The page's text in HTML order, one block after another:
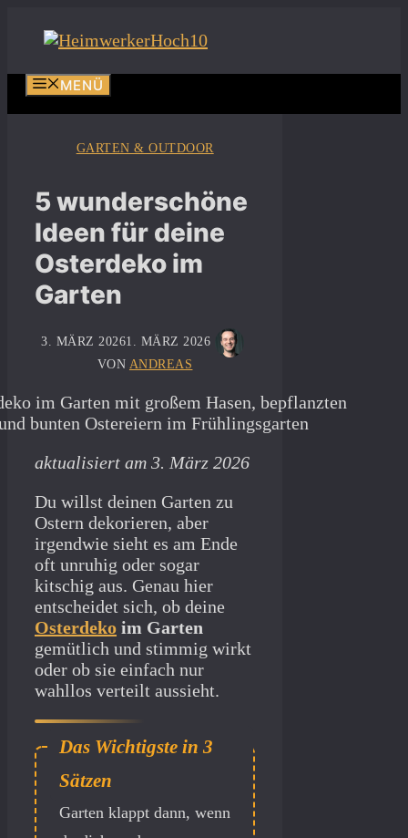
Inhalt
MENÜ
GARTEN & OUTDOOR
5 wunderschöne
Ideen für deine
Osterdeko im
Garten
3. MÄRZ 20261. MÄRZ 2026
VON ANDREAS
aktualisiert am 3. März 2026
Du willst deinen Garten zu
Ostern dekorieren, aber
irgendwie sieht es am Ende
oft unruhig oder sogar
kitschig aus. Genau hier
entscheidet sich, ob deine
Osterdeko im Garten
gemütlich und stimmig wirkt
oder ob sie einfach nur
wahllos verteilt aussieht.
Gute Osterdeko im
Garten klappt dann, wenn